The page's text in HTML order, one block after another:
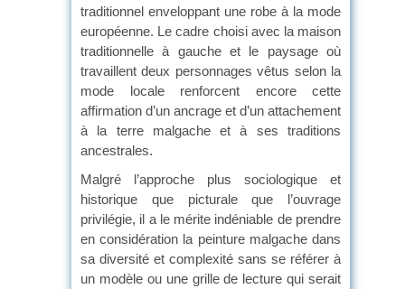
traditionnel enveloppant une robe à la mode
européenne. Le cadre choisi avec la maison
traditionnelle à gauche et le paysage où
travaillent deux personnages vêtus selon la
mode locale renforcent encore cette
affirmation d’un ancrage et d’un attachement
à la terre malgache et à ses traditions
ancestrales.
Malgré l’approche plus sociologique et
historique que picturale que l’ouvrage
privilégie, il a le mérite indéniable de prendre
en considération la peinture malgache dans
sa diversité et complexité sans se référer à
un modèle ou une grille de lecture qui serait